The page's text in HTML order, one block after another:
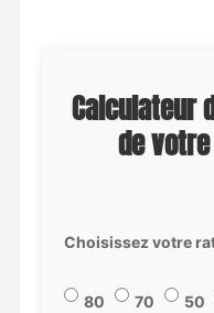
Calculateur
de
Choisissez votre
80
70
50